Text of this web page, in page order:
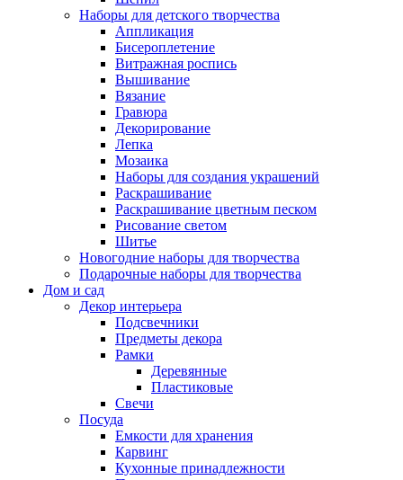
Наборы для детского творчества
Аппликация
Бисероплетение
Витражная роспись
Вышивание
Вязание
Гравюра
Декорирование
Лепка
Мозаика
Наборы для создания украшений
Раскрашивание
Раскрашивание цветным песком
Рисование светом
Шитье
Новогодние наборы для творчества
Подарочные наборы для творчества
Дом и сад
Декор интерьера
Подсвечники
Предметы декора
Рамки
Деревянные
Пластиковые
Свечи
Посуда
Емкости для хранения
Карвинг
Кухонные принадлежности